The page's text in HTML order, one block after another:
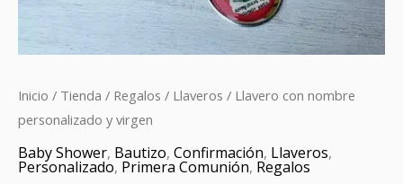
Inicio / Tienda / Regalos / Llaveros / Llavero con nombre
personalizado y virgen
Baby Shower, Bautizo, Confirmación, Llaveros,
Personalizado, Primera Comunión, Regalos